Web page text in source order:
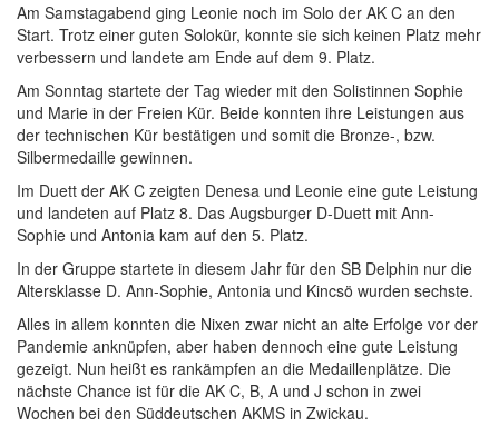
Am Samstagabend ging Leonie noch im Solo der AK C an den
Start. Trotz einer guten Solokür, konnte sie sich keinen Platz mehr
verbessern und landete am Ende auf dem 9. Platz.
Am Sonntag startete der Tag wieder mit den Solistinnen Sophie
und Marie in der Freien Kür. Beide konnten ihre Leistungen aus
der technischen Kür bestätigen und somit die Bronze-, bzw.
Silbermedaille gewinnen.
Im Duett der AK C zeigten Denesa und Leonie eine gute Leistung
und landeten auf Platz 8. Das Augsburger D-Duett mit Ann-
Sophie und Antonia kam auf den 5. Platz.
In der Gruppe startete in diesem Jahr für den SB Delphin nur die
Altersklasse D. Ann-Sophie, Antonia und Kincsö wurden sechste.
Alles in allem konnten die Nixen zwar nicht an alte Erfolge vor der
Pandemie anknüpfen, aber haben dennoch eine gute Leistung
gezeigt. Nun heißt es rankämpfen an die Medaillenplätze. Die
nächste Chance ist für die AK C, B, A und J schon in zwei
Wochen bei den Süddeutschen AKMS in Zwickau.